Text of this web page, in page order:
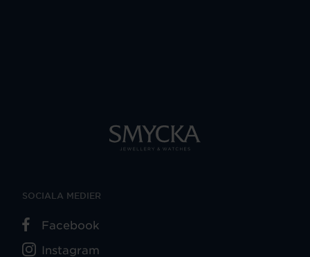
SOCIALA MEDIER
Facebook
Instagram